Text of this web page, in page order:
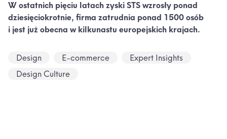
W ostatnich pięciu latach zyski STS wzrosły ponad
dziesięciokrotnie, firma zatrudnia ponad 1500 osób
i jest już obecna w kilkunastu europejskich krajach.
Design E-commerce
Expert Insights
Design Culture